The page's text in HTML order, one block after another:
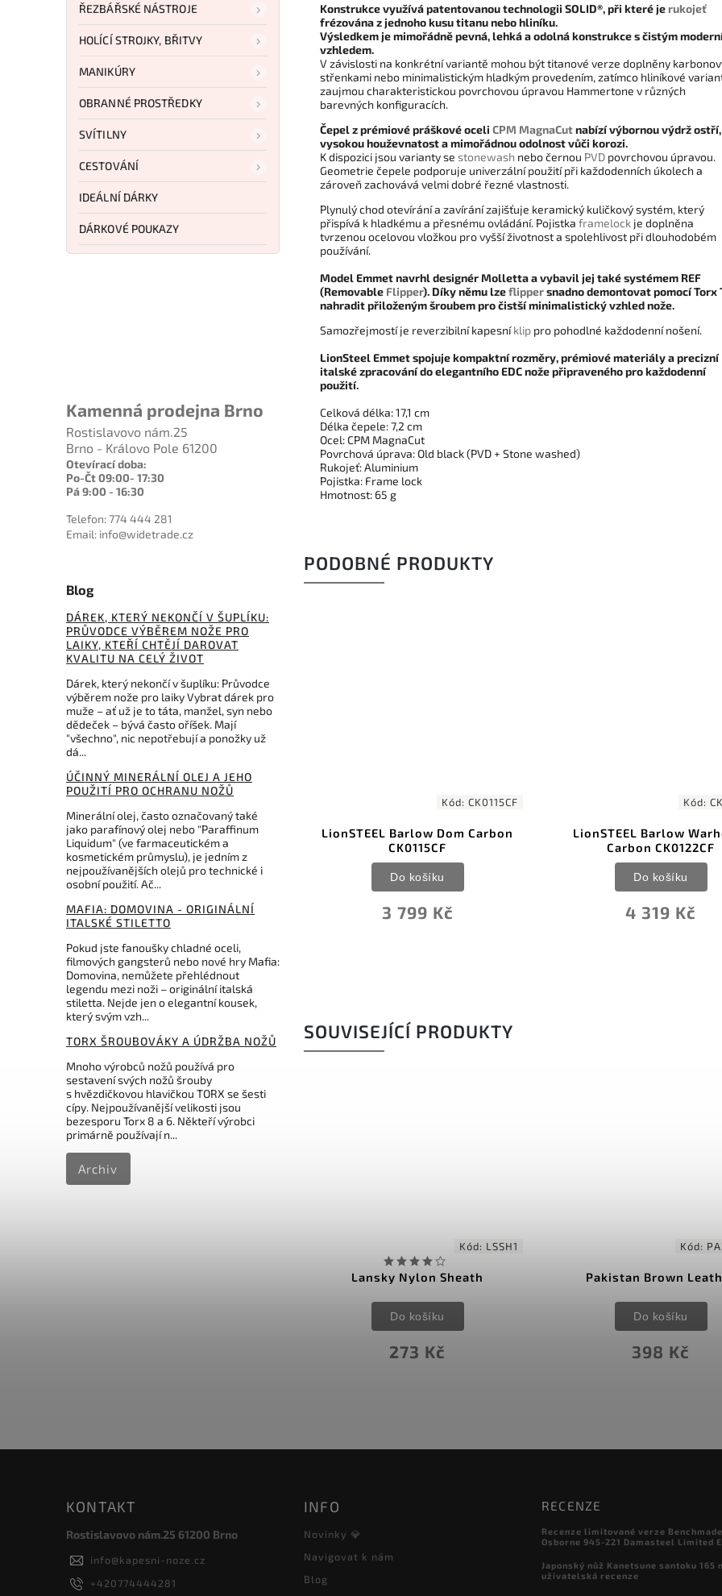
ŘEZBÁŘSKÉ NÁSTROJE
HOLÍCÍ STROJKY, BŘITVY
MANIKÚRY
OBRANNÉ PROSTŘEDKY
SVÍTILNY
CESTOVÁNÍ
IDEÁLNÍ DÁRKY
DÁRKOVÉ POUKAZY
Kamenná prodejna Brno
Rostislavovo nám.25
Brno - Královo Pole 61200
Otevírací doba:
Po-Čt 09:00- 17:30
Pá 9:00 - 16:30
Telefon: 774 444 281
Email: info@widetrade.cz
Blog
DÁREK, KTERÝ NEKONČÍ V ŠUPLÍKU:
PRŮVODCE VÝBĚREM NOŽE PRO
LAIKY, KTEŘÍ CHTĚJÍ DAROVAT
KVALITU NA CELÝ ŽIVOT
Dárek, který nekončí v šuplíku: Průvodce
výběrem nože pro laiky Vybrat dárek pro
muže – ať už je to táta, manžel, syn nebo
dědeček – bývá často oříšek. Mají
"všechno", nic nepotřebují a ponožky už
dá...
ÚČINNÝ MINERÁLNÍ OLEJ A JEHO
POUŽITÍ PRO OCHRANU NOŽŮ
Minerální olej, často označovaný také
jako parafínový olej nebo "Paraffinum
Liquidum" (ve farmaceutickém a
kosmetickém průmyslu), je jedním z
nejpoužívanějších olejů pro technické i
osobní použití. Ač...
MAFIA: DOMOVINA - ORIGINÁLNÍ
ITALSKÉ STILETTO
Pokud jste fanoušky chladné oceli,
filmových gangsterů nebo nové hry Mafia:
Domovina, nemůžete přehlédnout
legendu mezi noži – originální italská
stiletta. Nejde jen o elegantní kousek,
který svým vzh...
TORX ŠROUBOVÁKY A ÚDRŽBA NOŽŮ
Mnoho výrobců nožů používá pro
sestavení svých nožů šrouby
s hvězdičkovou hlavičkou TORX se šesti
cípy. Nejpoužívanější velikosti jsou
bezesporu Torx 8 a 6. Někteří výrobci
primárně používají n...
Archiv
Konstrukce využívá patentovanou technologii SOLID®, při které je rukojeť
frézována z jednoho kusu titanu nebo hliníku.
Výsledkem je mimořádně pevná, lehká a odolná konstrukce s čistým
vzhledem.
V závislosti na konkrétní variantě mohou být titanové verze doplněny
střenkami nebo minimalistickým hladkým provedením, zatímco hliníkové
zaujmou charakteristickou povrchovou úpravou Hammertone v různých
barevných konfiguracích.
Čepel z prémiové práškové oceli CPM MagnaCutnabízí výbornou výdrž ostří,
vysokou houževnatost a mimořádnou odolnost vůči korozi.
K dispozici jsou varianty se stonewash nebo černou PVD povrchovou úpravou.
Geometrie čepele podporuje univerzální použití při každodenních úkolech a
zároveň zachovává velmi dobré řezné vlastnosti.
Plynulý chod otevírání a zavírání zajišťuje keramický kuličkový systém, který
přispívá k hladkému a přesnému ovládání. Pojistka framelock je doplněna
tvrzenou ocelovou vložkou pro vyšší životnost a spolehlivost při dlouhodobém
používání.
Model Emmet navrhl designér Molletta a vybavil jej také systémem REF
(Removable Flipper). Díky němu lzeflippersnadno demontovat pomocí Torx
nahradit přiloženým šroubem pro čistší minimalistický vzhled nože.
Samozřejmostí je reverzibilní kapesníklip pro pohodlné každodenní nošení.
LionSteel Emmet spojuje kompaktní rozměry, prémiové materiály a precizní
italské zpracování do elegantního EDC nože připraveného pro každodenní
použití.
Celková délka: 17,1 cm
Délka čepele: 7,2 cm
Ocel: CPM MagnaCut
Povrchová úprava: Old black (PVD + Stone washed)
Rukojeť: Aluminium
Pojistka: Frame lock
Hmotnost: 65 g
PODOBNÉ PRODUKTY
LionSTEEL Barlow Dom Carbon
CK0115CF
3 799 Kč
Do košíku
Kód: CK0122CF
LionSTEEL Barlow Warhorse
Carbon CK0122CF
4 319 Kč
Do košíku
Kód:
LionSTEEL Barlow
Green Micarta
3 549 Kč
Do košíku
SOUVISEJÍCÍ PRODUKTY
Kód: LSSH1
Lansky Nylon Sheath
273 Kč
Do košíku
Kód:
Pakistan Brown
398 Kč
Do košíku
KONTAKT
Rostislavovo nám.25 61200 Brno
info@kapesni-noze.cz
+420774444281
INFO
Novinky 💎
Navigovat k nám
Blog
RECENZE
Recenze limitované verze
Osborne 945-221 Damasteel Limited
Japonský nůž Kanetsune santoku 165
uživatelská recenze